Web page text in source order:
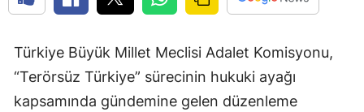
Türkiye Büyük Millet Meclisi Adalet Komisyonu,
“Terörsüz Türkiye” sürecinin hukuki ayağı
kapsamında gündemine gelen düzenleme